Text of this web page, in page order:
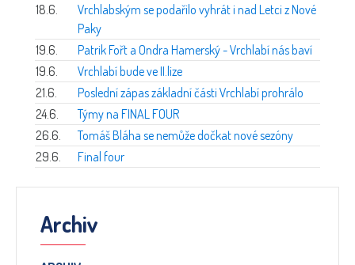
18.6.
Vrchlabským se podařilo vyhrát i nad Letci z Nové
Paky
19.6.
Patrik Fořt a Ondra Hamerský - Vrchlabí nás baví
19.6.
Vrchlabí bude ve II.lize
21.6.
Poslední zápas základní části Vrchlabí prohrálo
24.6.
Týmy na FINAL FOUR
26.6.
Tomáš Bláha se nemůže dočkat nové sezóny
29.6.
Final four
Archiv